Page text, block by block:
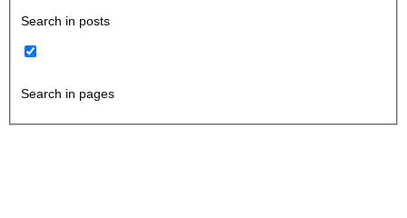
Search in posts
Search in pages